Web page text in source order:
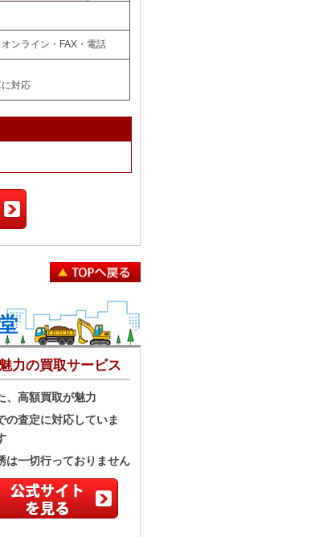
ンライン・FAX・電話
対応
力の買取サービス
、高額買取が魅力
の査定に対応していま
は一切行っておりません